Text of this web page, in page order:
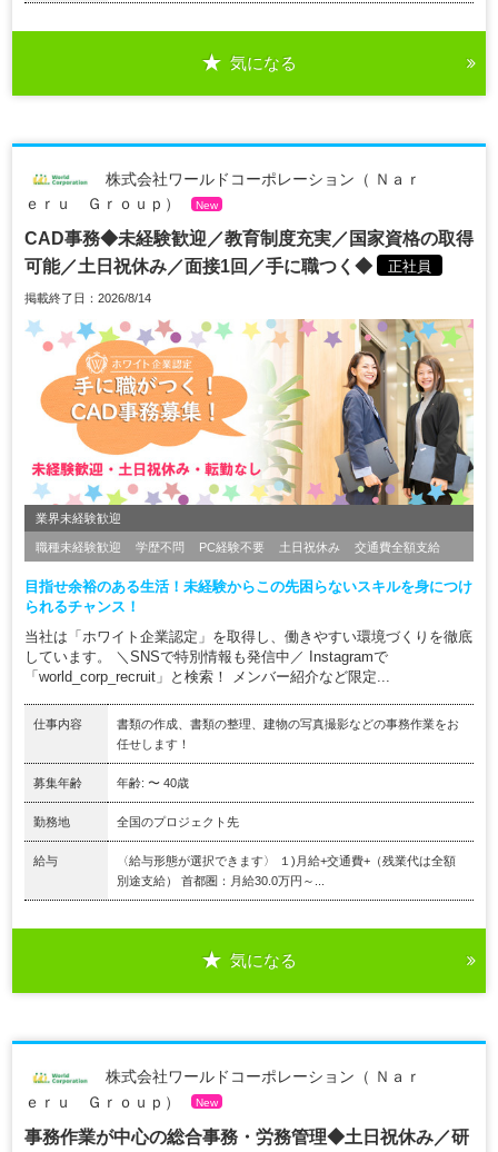
気になる
株式会社ワールドコーポレーション（ Ｎａｒ
ｅｒｕ Ｇｒｏｕｐ）
New
CAD事務◆未経験歓迎／教育制度充実／国家資格の取得
可能／土日祝休み／面接1回／手に職つく◆
正社員
掲載終了日：2026/8/14
業界未経験歓迎
職種未経験歓迎 学歴不問 PC経験不要 土日祝休み 交通費全額支給
目指せ余裕のある生活！未経験からこの先困らないスキルを身につけ
られるチャンス！
当社は「ホワイト企業認定」を取得し、働きやすい環境づくりを徹底
しています。 ＼SNSで特別情報も発信中／ Instagramで
「world_corp_recruit」と検索！ メンバー紹介など限定...
仕事内容
書類の作成、書類の整理、建物の写真撮影などの事務作業をお
任せします！
募集年齢 年齢: 〜 40歳
勤務地 全国のプロジェクト先
給与
〈給与形態が選択できます〉 １)月給+交通費+（残業代は全額
別途支給） 首都圏：月給30.0万円～...
気になる
株式会社ワールドコーポレーション（ Ｎａｒ
ｅｒｕ Ｇｒｏｕｐ）
New
事務作業が中心の総合事務・労務管理◆土日祝休み／研